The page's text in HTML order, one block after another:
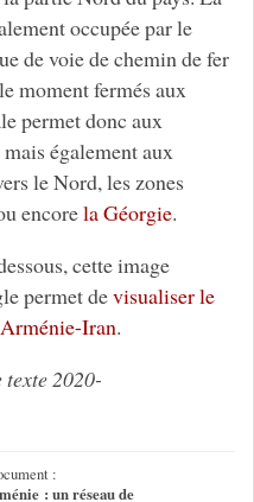
occupée par le
de voie de chemin de fer
moment fermés aux
permet donc aux
également aux
le Nord, les zones
encorela Géorgie.
cette image
permet devisualiser le
Iran.
2020-
:
: un réseau de